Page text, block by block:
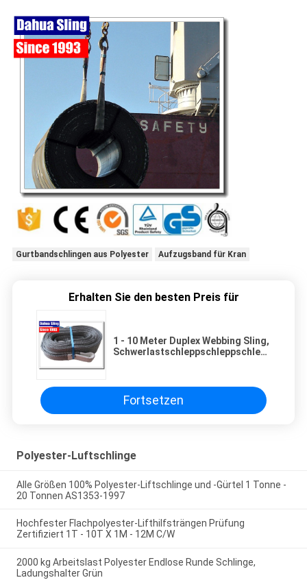
Gurtbandschlingen aus Polyester Aufzugsband für Kran
Erhalten Sie den besten Preis für
1 - 10 Meter Duplex Webbing Sling,
Fortsetzen
Polyester-Luftschlinge
Alle Größen 100% Polyester-Liftschlinge und -Gürtel 1 Tonne -
20 Tonnen AS1353-1997
Hochfester Flachpolyester-Lifthilfsträngen Prüfung
Zertifiziert 1T - 10T X 1M - 12M C/W
2000 kg Arbeitslast Polyester Endlose Runde Schlinge,
Ladungshalter Grün